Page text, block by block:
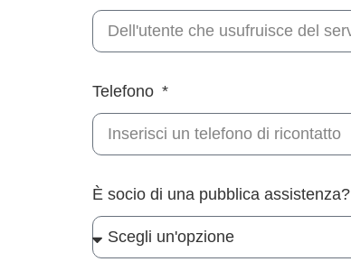
Telefono
È socio di una pubblica assistenza?